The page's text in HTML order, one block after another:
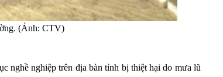
(Ảnh: CTV)
nghề nghiệp trên địa bàn tỉnh bị thiệt hại do mưa lũ